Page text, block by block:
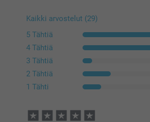
Kaikki arvostelut (29)
5 Tähtiä
4 Tähtiä
3 Tähtiä
2 Tähtiä
1 Tähti